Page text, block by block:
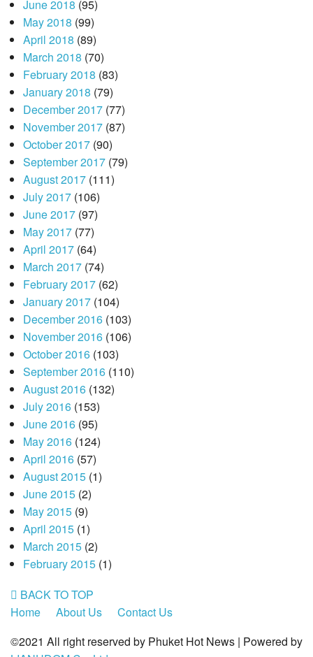
June 2018 (95)
May 2018 (99)
April 2018 (89)
March 2018 (70)
February 2018 (83)
January 2018 (79)
December 2017(77)
November 2017(87)
October 2017(90)
September 2017(79)
August 2017(111)
July 2017(106)
June 2017(97)
May 2017(77)
April 2017(64)
March 2017(74)
February 2017(62)
January 2017(104)
December 2016(103)
November 2016(106)
October 2016(103)
September 2016(110)
August 2016(132)
July 2016(153)
June 2016(95)
May 2016(124)
April 2016(57)
August 2015(1)
June 2015(2)
May 2015(9)
April 2015(1)
March 2015(2)
February 2015(1)
BACK TO TOP
Home
About Us
Contact Us
©2021 All right reserved by Phuket Hot News | Powered by